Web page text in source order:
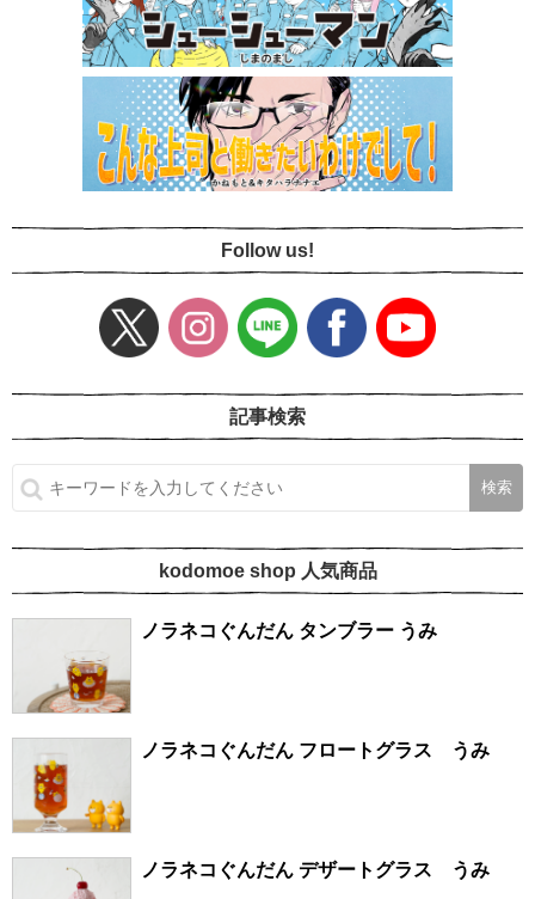
Follow us!
記事検索
kodomoe shop 人気商品
ノラネコぐんだん タンブラー うみ
ノラネコぐんだん フロートグラス うみ
ノラネコぐんだん デザートグラス うみ